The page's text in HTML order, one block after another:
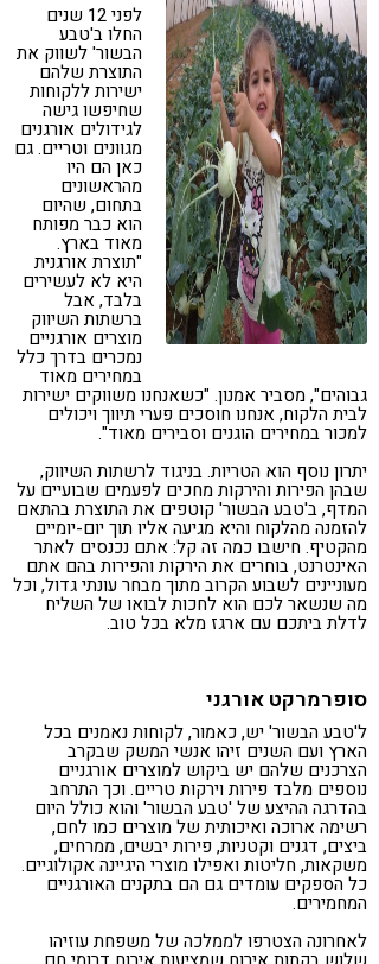
לפני 12 שנים
החלו ב'טבע
הבשור' לשווק את
התוצרת שלהם
ישירות ללקוחות
שחיפשו גישה
לגידולים אורגנים
מגוונים וטריים. גם
כאן הם היו
מהראשונים
בתחום, שהיום
הוא כבר מפותח
מאוד בארץ.
"תוצרת אורגנית
היא לא לעשירים
בלבד, אבל
ברשתות השיווק
מוצרים אורגניים
נמכרים בדרך כלל
במחירים מאוד
גבוהים", מסביר אמנון. "כשאנחנו משווקים ישירות
לבית הלקוח, אנחנו חוסכים פערי תיווך ויכולים
למכור במחירים הוגנים וסבירים מאוד".
יתרון נוסף הוא הטריות. בניגוד לרשתות השיווק,
שבהן הפירות והירקות מחכים לפעמים שבועיים על
המדף, ב'טבע הבשור' קוטפים את התוצרת בהתאם
להזמנה מהלקוח והיא מגיעה אליו תוך יום-יומיים
מהקטיף. חישבו כמה זה קל: אתם נכנסים לאתר
האינטרנט, בוחרים את הירקות והפירות בהם אתם
מעוניינים לשבוע הקרוב מתוך מבחר עונתי גדול, וכל
מה שנשאר לכם הוא לחכות לבואו של השליח
לדלת ביתכם עם ארגז מלא בכל טוב.
סופרמרקט אורגני
ל'טבע הבשור' יש, כאמור, לקוחות נאמנים בכל
הארץ ועם השנים זיהו אנשי המשק שבקרב
הצרכנים שלהם יש ביקוש למוצרים אורגניים
נוספים מלבד פירות וירקות טריים. וכך התרחב
בהדרגה ההיצע של 'טבע הבשור' והוא כולל היום
רשימה ארוכה ואיכותית של מוצרים כמו לחם,
ביצים, דגנים וקטניות, פירות יבשים, ממרחים,
משקאות, חליטות ואפילו מוצרי היגיינה אקולוגיים.
כל הספקים עומדים גם הם בתקנים האורגניים
המחמירים.
לאחרונה הצטרפו לממלכה של משפחת עוזיהו